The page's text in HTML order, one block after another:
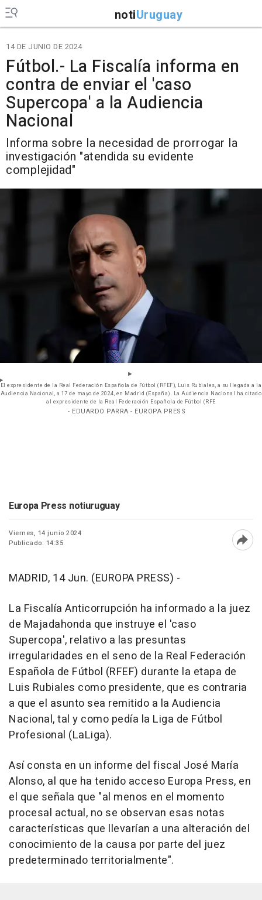
notiUruguay
14 DE JUNIO DE 2024
Fútbol.- La Fiscalía informa en
contra de enviar el 'caso
Supercopa' a la Audiencia
Nacional
Informa sobre la necesidad de prorrogar la
investigación "atendida su evidente
complejidad"
El expresidente de la Real Federación Española de Fútbol (RFEF), Luis Rubiales, a su llegada a la
Audiencia Nacional, a 17 de mayo de 2024, en Madrid (España). La Audiencia Nacional ha citado
al expresidente de la Real Federación Española de Fútbol (RFE
- EDUARDO PARRA - EUROPA PRESS
Europa Press notiuruguay
Viernes, 14 junio 2024
Publicado: 14:35
MADRID, 14 Jun. (EUROPA PRESS) -
La Fiscalía Anticorrupción ha informado a la juez
de Majadahonda que instruye el 'caso
Supercopa', relativo a las presuntas
irregularidades en el seno de la Real Federación
Española de Fútbol (RFEF) durante la etapa de
Luis Rubiales como presidente, que es contraria
a que el asunto sea remitido a la Audiencia
Nacional, tal y como pedía la Liga de Fútbol
Profesional (LaLiga).
Así consta en un informe del fiscal José María
Alonso, al que ha tenido acceso Europa Press, en
el que señala que "al menos en el momento
procesal actual, no se observan esas notas
características que llevarían a una alteración del
conocimiento de la causa por parte del juez
predeterminado territorialmente".